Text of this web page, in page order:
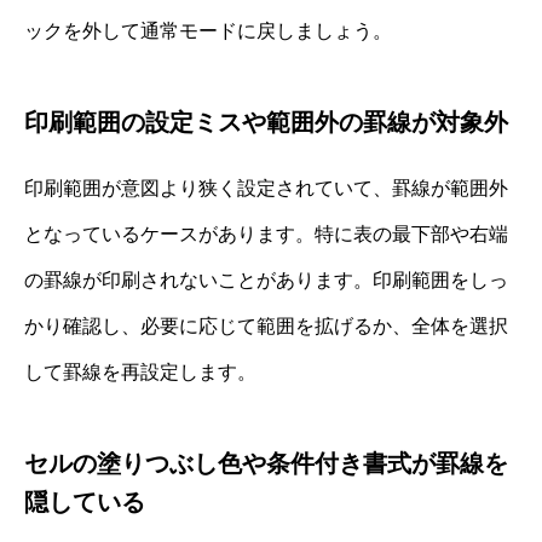
ックを外して通常モードに戻しましょう。
印刷範囲の設定ミスや範囲外の罫線が対象外
印刷範囲が意図より狭く設定されていて、罫線が範囲外
となっているケースがあります。特に表の最下部や右端
の罫線が印刷されないことがあります。印刷範囲をしっ
かり確認し、必要に応じて範囲を拡げるか、全体を選択
して罫線を再設定します。
セルの塗りつぶし色や条件付き書式が罫線を
隠している